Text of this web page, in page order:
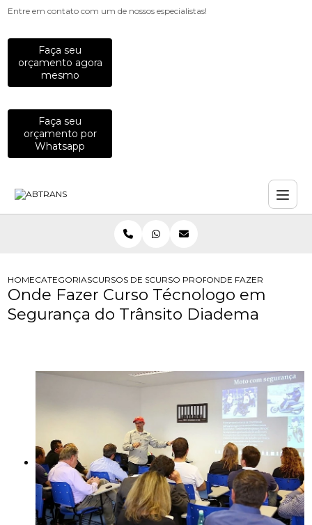
Entre em contato com um de nossos especialistas!
Faça seu
orçamento agora
mesmo
Faça seu
orçamento por
Whatsapp
HOMECATEGORIASCURSOS DE SEGURANCA NO TRANSITO
CURSO PROFISSIONALIZANTE DE
ONDE FAZER CURSO
Onde Fazer Curso Técnologo em
Segurança do Trânsito Diadema